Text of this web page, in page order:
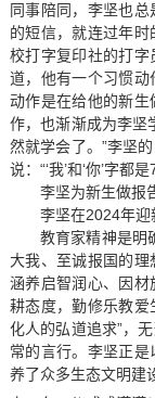
同事陪同，李坚也
的短信，就连过年
校打字复印社的打字
道，他有一个习惯
动作是在给他的新
作，也渐渐成为李坚
然就学会了。”李坚
说：“‘我’和‘你’字
李坚为新生做报
李坚在2024年迎
教育家精神是明
大我、至诚报国的理
涵养启智润心、因
耕态度，勤修乐教
化人的弘道追求”，
常的言行。李坚正
养了众多生态文明建